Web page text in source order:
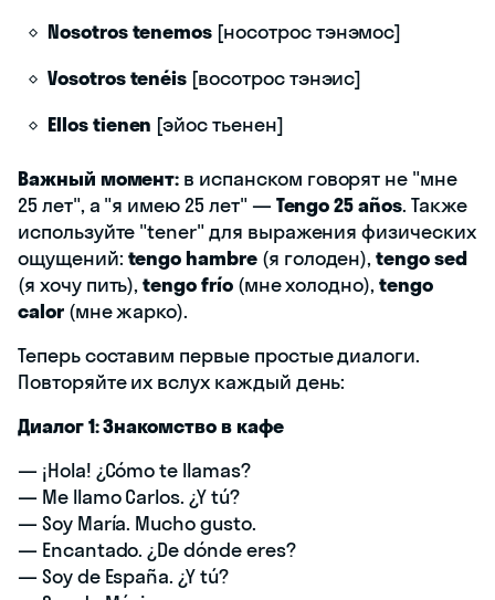
Nosotros tenemos [носотрос тэнэмос]
Vosotros tenéis [восотрос тэнэис]
Ellos tienen [эйос тьенен]
Важный момент: в испанском говорят не "мне
25 лет", а "я имею 25 лет" —Tengo 25 años. Также
используйте "tener" для выражения физических
ощущений: tengo hambre(я голоден),tengo sed
(я хочу пить),tengo frío(мне холодно), tengo
calor(мне жарко).
Теперь составим первые простые диалоги.
Повторяйте их вслух каждый день:
Диалог 1: Знакомство в кафе
— ¡Hola! ¿Cómo te llamas?
— Me llamo Carlos. ¿Y tú?
— Soy María. Mucho gusto.
— Encantado. ¿De dónde eres?
— Soy de España. ¿Y tú?